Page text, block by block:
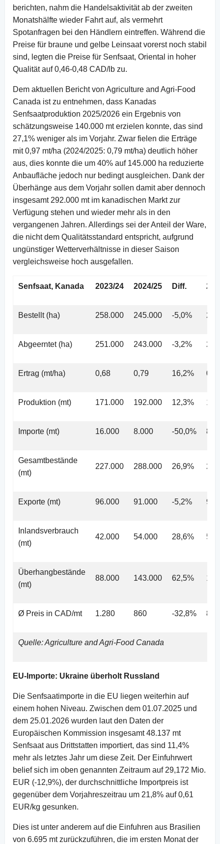
berichten, nahm die Handelsaktivität ab der zweiten
Monatshälfte wieder Fahrt auf, als vermehrt
Spotanfragen bei den Händlern eintreffen. Während die
Preise für braune und gelbe Leinsaat vorerst noch stabil
sind, legten die Preise für Senfsaat, Oriental in hoher
Qualität auf 0,46-0,48 CAD/lb zu.
Dem aktuellen Bericht von Agriculture and Agri-Food
Canada ist zu entnehmen, dass Kanadas
Senfsaatproduktion 2025/2026 ein Ergebnis von
schätzungsweise 140.000 mt erzielen konnte, das sind
27,1% weniger als im Vorjahr. Zwar fielen die Erträge
mit 0,97 mt/ha (2024/2025: 0,79 mt/ha) deutlich höher
aus, dies konnte die um 40% auf 145.000 ha reduzierte
Anbaufläche jedoch nur bedingt ausgleichen. Dank der
Überhänge aus dem Vorjahr sollen damit aber dennoch
insgesamt 292.000 mt im kanadischen Markt zur
Verfügung stehen und wieder mehr als in den
vergangenen Jahren. Allerdings sei der Anteil der Ware,
die nicht dem Qualitätsstandard entspricht, aufgrund
ungünstiger Wetterverhältnisse in dieser Saison
vergleichsweise hoch ausgefallen.
Senfsaat, Kanada 2023/24 2024/25 Diff.
Bestellt (ha) 258.000 245.000 -5,0%
Abgeerntet (ha) 251.000 243.000 -3,2%
Ertrag (mt/ha) 0,68 0,79 16,2%
Produktion (mt) 171.000 192.000 12,3%
Importe (mt) 16.000 8.000 -50,0%
Gesamtbestände
(mt)
227.000 288.000 26,9%
Exporte (mt) 96.000 91.000 -5,2%
Inlandsverbrauch
(mt)
42.000 54.000 28,6%
Überhangbestände
(mt)
88.000 143.000 62,5%
Ø Preis in CAD/mt 1.280 860 -32,8% 860
Quelle: Agriculture and Agri-Food Canada
EU-Importe: Ukraine überholt Russland
Die Senfsaatimporte in die EU liegen weiterhin auf
einem hohen Niveau. Zwischen dem 01.07.2025 und
dem 25.01.2026 wurden laut den Daten der
Europäischen Kommission insgesamt 48.137 mt
Senfsaat aus Drittstatten importiert, das sind 11,4%
mehr als letztes Jahr um diese Zeit. Der Einfuhrwert
belief sich im oben genannten Zeitraum auf 29,172 Mio.
EUR (-12,9%), der durchschnittliche Importpreis ist
gegenüber dem Vorjahreszeitrau um 21,8% auf 0,61
EUR/kg gesunken.
Dies ist unter anderem auf die Einfuhren aus Brasilien
von 6.695 mt zurückzuführen, die im ersten Monat der